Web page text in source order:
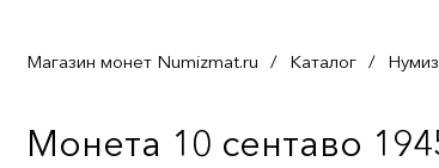
Магазин монет Numizmat.ru / Каталог /
Монета 10 сентаво